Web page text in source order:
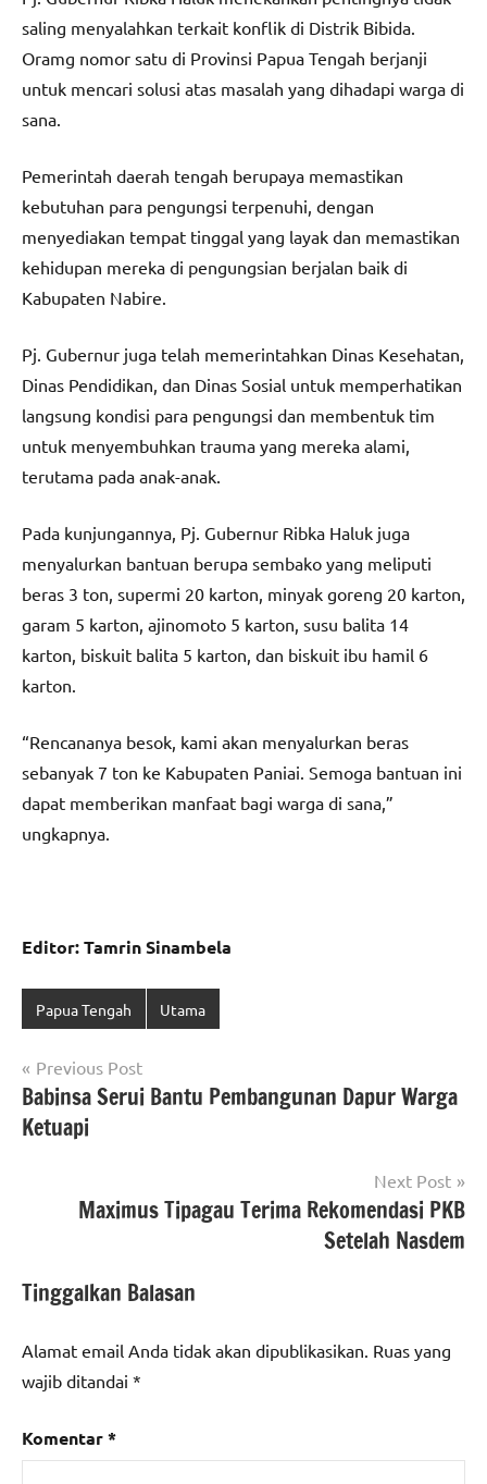
saling menyalahkan terkait konflik di Distrik Bibida.
Oramg nomor satu di Provinsi Papua Tengah berjanji
untuk mencari solusi atas masalah yang dihadapi warga di
sana.
Pemerintah daerah tengah berupaya memastikan
kebutuhan para pengungsi terpenuhi, dengan
menyediakan tempat tinggal yang layak dan memastikan
kehidupan mereka di pengungsian berjalan baik di
Kabupaten Nabire.
Pj. Gubernur juga telah memerintahkan Dinas Kesehatan,
Dinas Pendidikan, dan Dinas Sosial untuk memperhatikan
langsung kondisi para pengungsi dan membentuk tim
untuk menyembuhkan trauma yang mereka alami,
terutama pada anak-anak.
Pada kunjungannya, Pj. Gubernur Ribka Haluk juga
menyalurkan bantuan berupa sembako yang meliputi
beras 3 ton, supermi 20 karton, minyak goreng 20 karton,
garam 5 karton, ajinomoto 5 karton, susu balita 14
karton, biskuit balita 5 karton, dan biskuit ibu hamil 6
karton.
“Rencananya besok, kami akan menyalurkan beras
sebanyak 7 ton ke Kabupaten Paniai. Semoga bantuan ini
dapat memberikan manfaat bagi warga di sana,”
ungkapnya.
Editor: Tamrin Sinambela
Papua Tengah Utama
Navigasi
pos
Previous Post
Babinsa Serui Bantu Pembangunan Dapur Warga
Ketuapi
Next Post
Maximus Tipagau Terima Rekomendasi PKB
Setelah Nasdem
Tinggalkan Balasan
Alamat email Anda tidak akan dipublikasikan. Ruas yang
wajib ditandai *
Komentar*